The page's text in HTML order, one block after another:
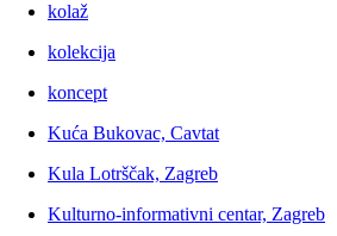
kolaž
kolekcija
koncept
Kuća Bukovac, Cavtat
Kula Lotrščak, Zagreb
Kulturno-informativni centar, Zagreb